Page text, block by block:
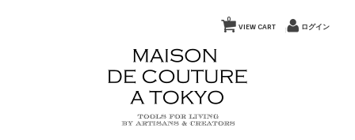
VIEW CART
0
ログイン